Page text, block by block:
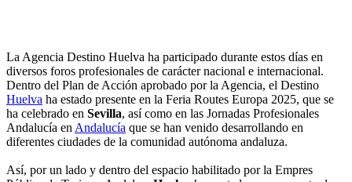
La Agencia Destino Huelva ha participado durante estos días en
diversos foros profesionales de carácter nacional e internacional.
Dentro del Plan de Acción aprobado por la Agencia, el Destino
Huelva ha estado presente en la Feria Routes Europa 2025, que se
ha celebrado en Sevilla, así como en las Jornadas Profesionales
Andalucía en Andalucía que se han venido desarrollando en
diferentes ciudades de la comunidad autónoma andaluza.
Así, por un lado y dentro del espacio habilitado por la Empres